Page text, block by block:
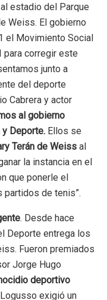
estadio del Parque
Weiss. El gobierno
el Movimiento Social
corregir este
junto a
del deporte
Cabrera y actor
al gobierno
Deporte. Ellos se
Terán de Weiss al
la instancia en el
que ponerle el
partidos de tenis”.
. Desde hace
Deporte entrega los
Fueron premiados
Jorge Hugo
deportivo
exigió un